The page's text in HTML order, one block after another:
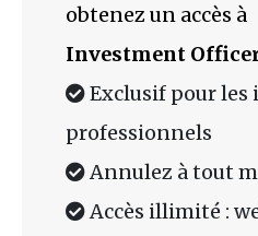
obtenez un accès à
Investment
Exclusif pour les
professionnels
Annulez à tout
Accès illimité :